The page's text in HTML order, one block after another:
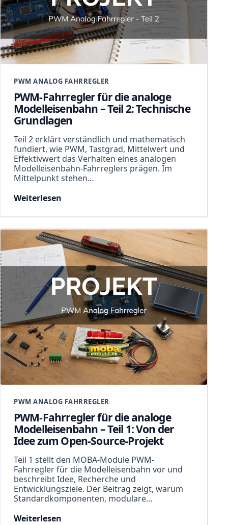
PWM ANALOG FAHRREGLER
PWM-Fahrregler für die analoge
Modelleisenbahn – Teil 2: Technische
Grundlagen
Teil 2 erklärt verständlich und mathematisch
fundiert, wie PWM, Tastgrad, Mittelwert und
Effektivwert das Verhalten eines analogen
Modelleisenbahn-Fahrreglers prägen. Im
Mittelpunkt stehen…
Weiterlesen
PWM ANALOG FAHRREGLER
PWM-Fahrregler für die analoge
Modelleisenbahn – Teil 1: Von der
Idee zum Open-Source-Projekt
Teil 1 stellt den MOBA-Module PWM-
Fahrregler für die Modelleisenbahn vor und
beschreibt Idee, Recherche und
Entwicklungsziele. Der Beitrag zeigt, warum
Standardkomponenten, modulare…
Weiterlesen